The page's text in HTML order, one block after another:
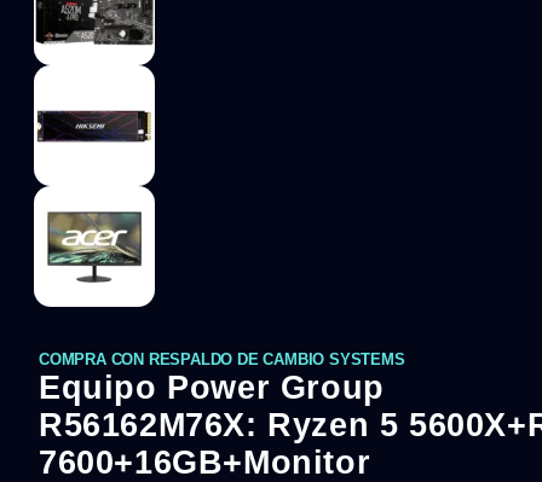
COMPRA CON RESPALDO DE CAMBIO SYSTEMS
Equipo Power Group
R56162M76X: Ryzen 5
7600+16GB+Monitor